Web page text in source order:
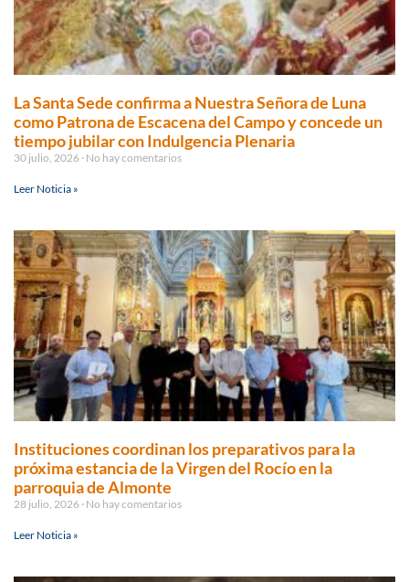
La Santa Sede confirma a Nuestra Señora de Luna
como Patrona de Escacena del Campo y concede un
tiempo jubilar con Indulgencia Plenaria
30 julio, 2026 No hay comentarios
Leer Noticia »
Instituciones coordinan los preparativos para la
próxima estancia de la Virgen del Rocío en la
parroquia de Almonte
28 julio, 2026 No hay comentarios
Leer Noticia »